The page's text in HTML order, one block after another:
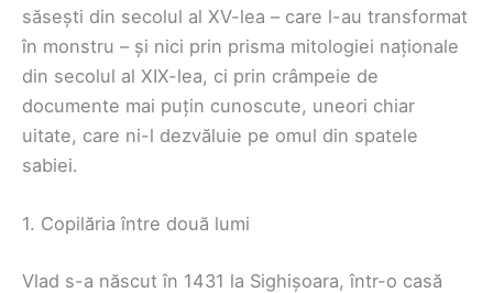
săsești din secolul al XV-lea – care l-au transformat
în monstru – și nici prin prisma mitologiei naționale
din secolul al XIX-lea, ci prin crâmpeie de
documente mai puțin cunoscute, uneori chiar
uitate, care ni-l dezvăluie pe omul din spatele
sabiei.
1. Copilăria între două lumi
Vlad s-a născut în 1431 la Sighișoara, într-o casă